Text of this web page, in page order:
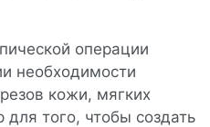
операции
необходимости
кожи, мягких
для того, чтобы создать